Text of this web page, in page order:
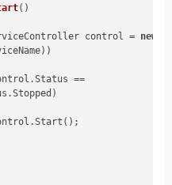
()
control = new
==
control.Start();